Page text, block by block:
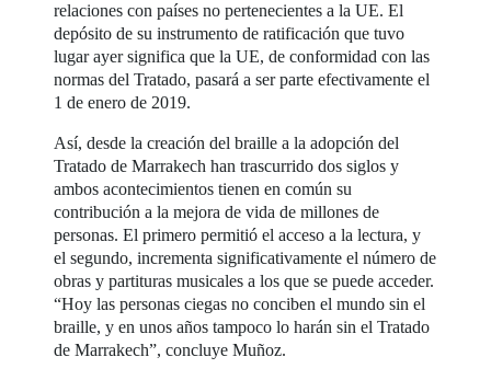
relaciones con países no pertenecientes a la UE. El
depósito de su instrumento de ratificación que tuvo
lugar ayer significa que la UE, de conformidad con las
normas del Tratado, pasará a ser parte efectivamente el
1 de enero de 2019.
Así, desde la creación del braille a la adopción del
Tratado de Marrakech han trascurrido dos siglos y
ambos acontecimientos tienen en común su
contribución a la mejora de vida de millones de
personas. El primero permitió el acceso a la lectura, y
el segundo, incrementa significativamente el número de
obras y partituras musicales a los que se puede acceder.
“Hoy las personas ciegas no conciben el mundo sin el
braille, y en unos años tampoco lo harán sin el Tratado
de Marrakech”, concluye Muñoz.